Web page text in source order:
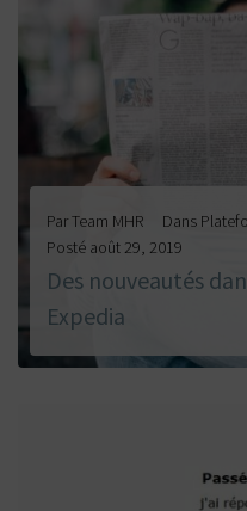
ParTeam MHR Dans
Posté août 29, 2019
Des nouveautés
Expedia